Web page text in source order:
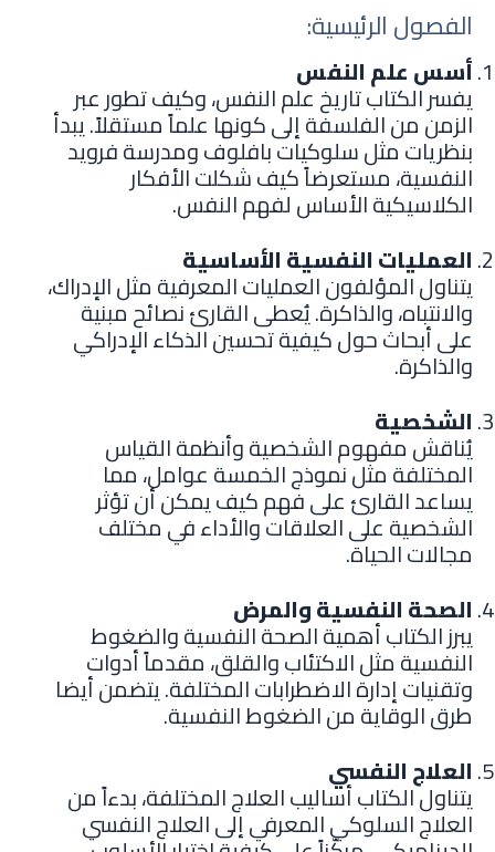
الفصول الرئيسية:
أسس علم النفس
يفسر الكتاب تاريخ علم النفس، وكيف تطور عبر
الزمن من الفلسفة إلى كونها علماً مستقلاً. يبدأ
بنظريات مثل سلوكيات بافلوف ومدرسة فرويد
النفسية، مستعرضاً كيف شكلت الأفكار
الكلاسيكية الأساس لفهم النفس.
العمليات النفسية الأساسية
يتناول المؤلفون العمليات المعرفية مثل الإدراك،
والانتباه، والذاكرة. يُعطى القارئ نصائح مبنية
على أبحاث حول كيفية تحسين الذكاء الإدراكي
والذاكرة.
الشخصية
يُناقش مفهوم الشخصية وأنظمة القياس
المختلفة مثل نموذج الخمسة عوامل، مما
يساعد القارئ على فهم كيف يمكن أن تؤثر
الشخصية على العلاقات والأداء في مختلف
مجالات الحياة.
الصحة النفسية والمرض
يبرز الكتاب أهمية الصحة النفسية والضغوط
النفسية مثل الاكتئاب والقلق، مقدماً أدوات
وتقنيات إدارة الاضطرابات المختلفة. يتضمن أيضا
طرق الوقاية من الضغوط النفسية.
العلاج النفسي
يتناول الكتاب أساليب العلاج المختلفة، بدءاً من
العلاج السلوكي المعرفي إلى العلاج النفسي